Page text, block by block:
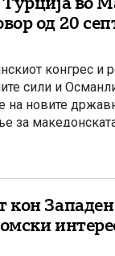
од 20
конгрес и
сили и
на новите
македонската
е опишана
кон